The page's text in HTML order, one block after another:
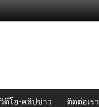
วิดีโอ-คลิปข่าว ติดต่อเรา